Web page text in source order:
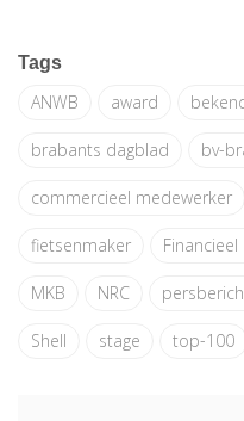
Tags
ANWB award
brabants dagblad bv-
commercieel medewerker
fietsenmaker
MKB NRC
Shell stage top-100